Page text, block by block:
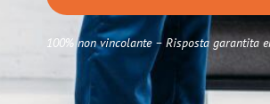
100% non vincolante – Risposta garantita